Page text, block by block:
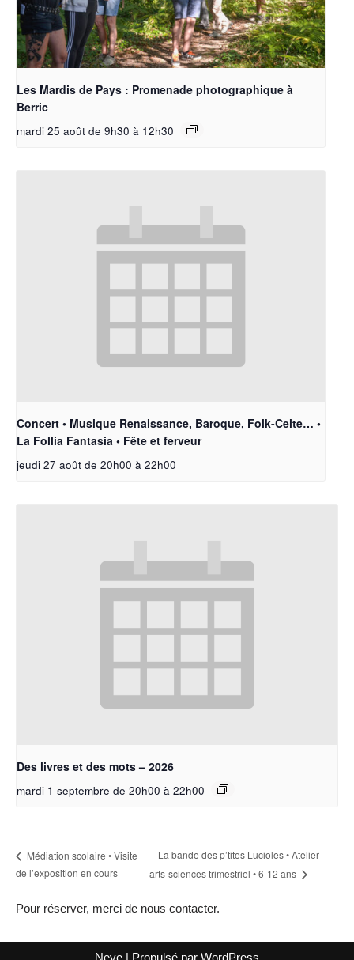
Les Mardis de Pays : Promenade photographique à
Berric
mardi 25 août de 9h30 à 12h30
Concert • Musique Renaissance, Baroque, Folk-Celte… •
La Follia Fantasia • Fête et ferveur
jeudi 27 août de 20h00 à 22h00
Des livres et des mots – 2026
mardi 1 septembre de 20h00 à 22h00
Médiation scolaire • Visite
de l’exposition en cours
La bande des p’tites Lucioles • Atelier
arts-sciences trimestriel • 6-12 ans
Pour réserver, merci de nous contacter.
Neve | Propulsé par WordPress